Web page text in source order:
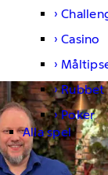
Casino
Rubbet
Poker
Alla spel